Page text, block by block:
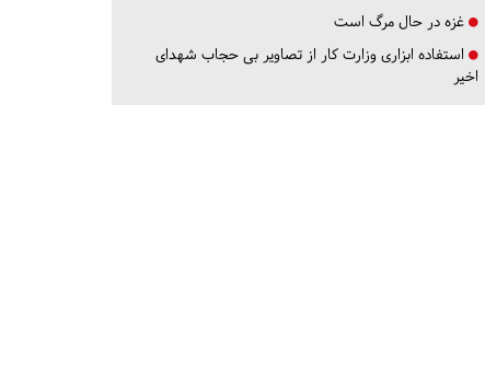
غزه در حال مرگ است
استفاده ابزاری وزارت کار از تصاویر بی حجاب شهدای
اخیر